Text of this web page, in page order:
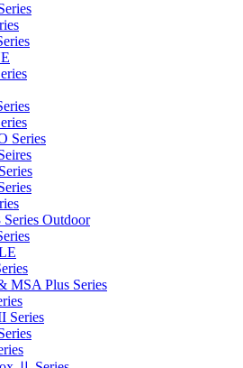
Series
Outdoor
MSA Plus Series
Series